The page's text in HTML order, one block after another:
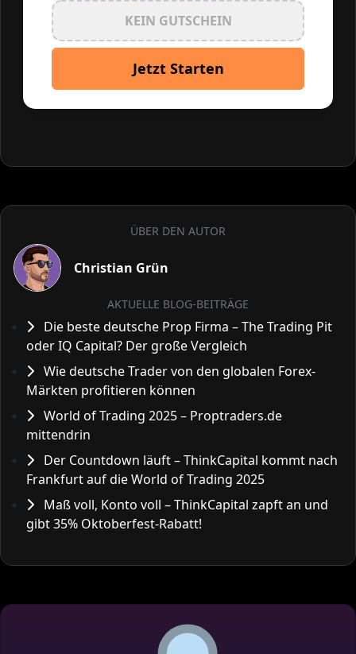
KEIN GUTSCHEIN
Jetzt Starten
ÜBER DEN AUTOR
Christian Grün
AKTUELLE BLOG-BEITRÄGE
Die beste deutsche Prop Firma – The Trading Pit
oder IQ Capital? Der große Vergleich
Wie deutsche Trader von den globalen Forex-
Märkten profitieren können
World of Trading 2025 – Proptraders.de
mittendrin
Der Countdown läuft – ThinkCapital kommt nach
Frankfurt auf die World of Trading 2025
Maß voll, Konto voll – ThinkCapital zapft an und
gibt 35% Oktoberfest-Rabatt!